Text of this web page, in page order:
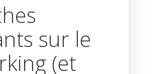
sur le
(et